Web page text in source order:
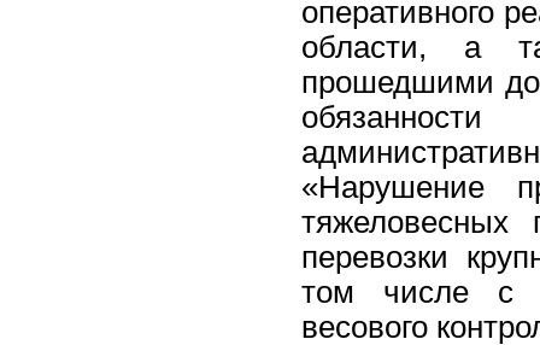
оперативного
области, а
прошедшими
«Нарушение
тяжеловесных
перевозки
том числе с
весового